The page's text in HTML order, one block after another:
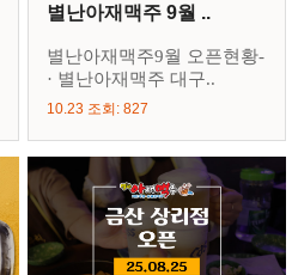
별난아재맥주 9월 ..
별난아재맥주9월 오픈현황-
· 별난아재맥주 대구..
10.23 조회: 827